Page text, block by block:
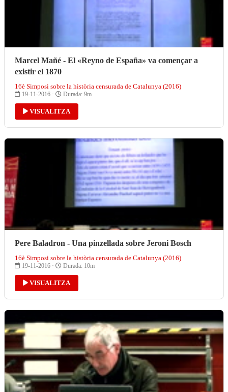
Marcel Mañé - El «Reyno de España» va començar a
existir el 1870
16è Simposi sobre la història censurada de Catalunya (2016)
19-11-2016 · Durada: 9m
VISUALITZA
Pere Baladron - Una pinzellada sobre Jeroni Bosch
16è Simposi sobre la història censurada de Catalunya (2016)
19-11-2016 · Durada: 10m
VISUALITZA